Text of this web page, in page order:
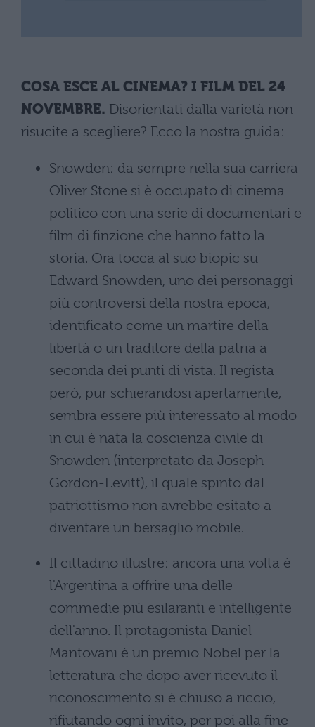
COSA ESCE AL CINEMA? I FILM DEL 24
NOVEMBRE. Disorientati dalla varietà non
risucite a scegliere? Ecco la nostra guida:
Snowden: da sempre nella sua carriera
Oliver Stone si è occupato di cinema
politico con una serie di documentari e
film di finzione che hanno fatto la
storia. Ora tocca al suo biopic su
Edward Snowden, uno dei personaggi
più controversi della nostra epoca,
identificato come un martire della
libertà o un traditore della patria a
seconda dei punti di vista. Il regista
però, pur schierandosi apertamente,
sembra essere più interessato al modo
in cui è nata la coscienza civile di
Snowden (interpretato da Joseph
Gordon-Levitt), il quale spinto dal
patriottismo non avrebbe esitato a
diventare un bersaglio mobile.
Il cittadino illustre: ancora una volta è
l'Argentina a offrire una delle
commedie più esilaranti e intelligente
dell'anno. Il protagonista Daniel
Mantovani è un premio Nobel per la
letteratura che dopo aver ricevuto il
riconoscimento si è chiuso a riccio,
rifiutando ogni invito, per poi alla fine